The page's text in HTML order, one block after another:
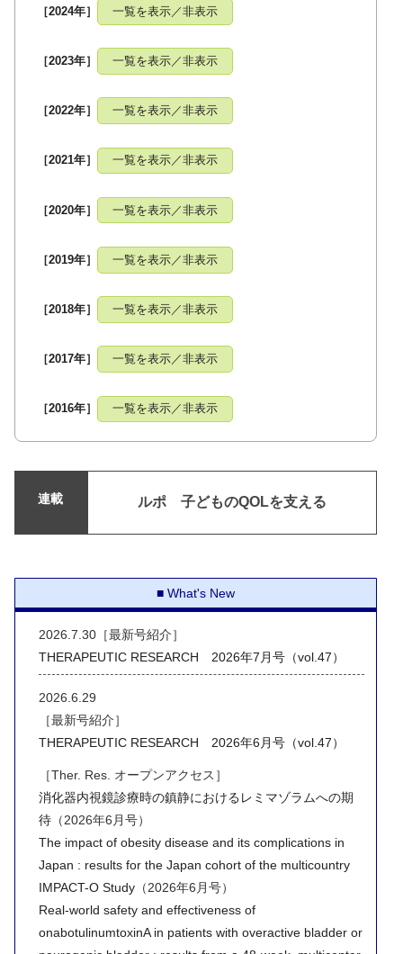
［2024年］ 一覧を表示／非表示
［2023年］ 一覧を表示／非表示
［2022年］ 一覧を表示／非表示
［2021年］ 一覧を表示／非表示
［2020年］ 一覧を表示／非表示
［2019年］ 一覧を表示／非表示
［2018年］ 一覧を表示／非表示
［2017年］ 一覧を表示／非表示
［2016年］ 一覧を表示／非表示
連載 ルポ 子どものQOLを支える
What's New
2026.7.30［最新号紹介］
THERAPEUTIC RESEARCH 2026年7月号（vol.47）
2026.6.29
［最新号紹介］
THERAPEUTIC RESEARCH 2026年6月号（vol.47）
［Ther. Res. オープンアクセス］
消化器内視鏡診療時の鎮静におけるレミマゾラムへの期
待（2026年6月号）
The impact of obesity disease and its complications in
Japan : results for the Japan cohort of the multicountry
IMPACT-O Study（2026年6月号）
Real-world safety and effectiveness of
onabotulinumtoxinA in patients with overactive bladder or